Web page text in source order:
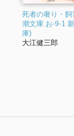
死者の奢り・飼
潮文庫 お-9-1
庫)
大江健三郎